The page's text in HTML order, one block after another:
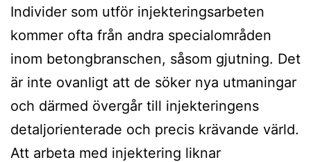
Individer som utför injekteringsarbeten
kommer ofta från andra specialområden
inom betongbranschen, såsom gjutning. Det
är inte ovanligt att de söker nya utmaningar
och därmed övergår till injekteringens
detaljorienterade och precis krävande värld.
Att arbeta med injektering liknar